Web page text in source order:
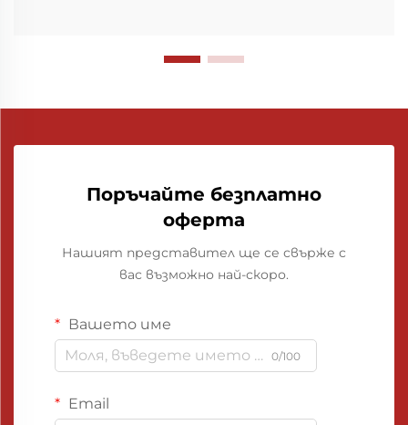
Поръчайте безплатно
оферта
Нашият представител ще се свърже с
вас възможно най-скоро.
Вашето име
0/100
Email